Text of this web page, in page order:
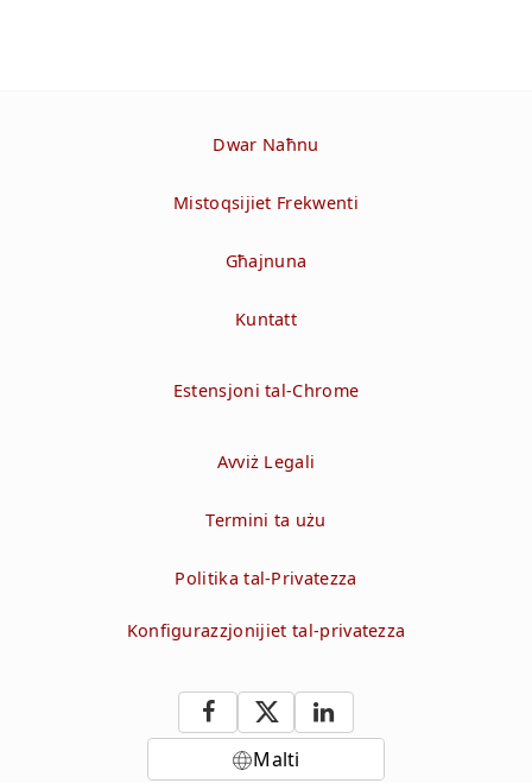
Dwar Naħnu
Mistoqsijiet Frekwenti
Għajnuna
Kuntatt
Estensjoni tal-Chrome
Avviż Legali
Termini ta użu
Politika tal-Privatezza
Konfigurazzjonijiet tal-privatezza
Malti